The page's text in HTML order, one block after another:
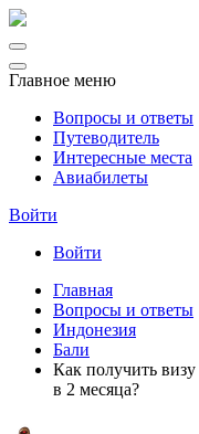
Главное меню
Вопросы и ответы
Путеводитель
Интересные места
Авиабилеты
Войти
Войти
Главная
Вопросы и ответы
Индонезия
Бали
Как получить
в 2 месяца?